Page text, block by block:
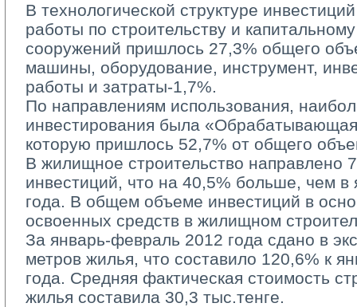
В технологической структуре
работы по строительству и
сооружений пришлось 27,3% общего
машины, оборудование, инструмент,
работы и затраты-1,7%.
По направлениям использования,
инвестирования была
которую пришлось 52,7% от общего
В жилищное строительство направлено
инвестиций, что на 40,5% больше, чем
года. В общем объеме инвестиций в
освоенных средств в жилищном
За январь-февраль 2012 года сдано в
метров жилья, что составило 120,6% к
года. Средняя фактическая стоимость
жилья составила 30,3 тыс.тенге.